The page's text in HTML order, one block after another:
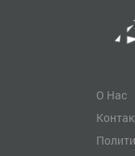
О Нас